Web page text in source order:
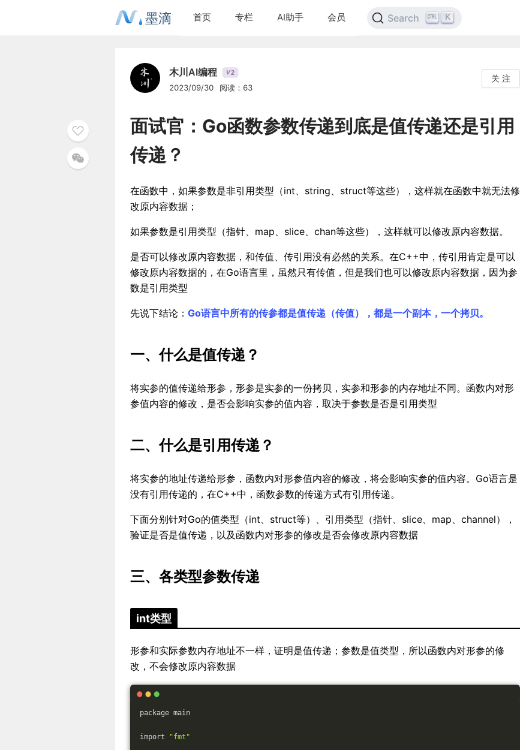
墨滴 首页 专栏 AI助手 会员 Search K
木川AI编程 V2
2023/09/30 阅读：63
关 注
面试官：Go函数参数传递到底是值传递还是引用
传递？
在函数中，如果参数是非引用类型（int、string、struct等这些），这样就在函数中就无法修
改原内容数据；
如果参数是引用类型（指针、map、slice、chan等这些），这样就可以修改原内容数据。
是否可以修改原内容数据，和传值、传引用没有必然的关系。在C++中，传引用肯定是可以
修改原内容数据的，在Go语言里，虽然只有传值，但是我们也可以修改原内容数据，因为参
数是引用类型
先说下结论： Go语言中所有的传参都是值传递（传值），都是一个副本，一个拷贝。
一、什么是值传递？
将实参的值传递给形参，形参是实参的一份拷贝，实参和形参的内存地址不同。函数内对形
参值内容的修改，是否会影响实参的值内容，取决于参数是否是引用类型
二、什么是引用传递？
将实参的地址传递给形参，函数内对形参值内容的修改，将会影响实参的值内容。Go语言是
没有引用传递的，在C++中，函数参数的传递方式有引用传递。
下面分别针对Go的值类型（int、struct等）、引用类型（指针、slice、map、channel），
验证是否是值传递，以及函数内对形参的修改是否会修改原内容数据
三、各类型参数传递
int类型
形参和实际参数内存地址不一样，证明是值传递；参数是值类型，所以函数内对形参的修
改，不会修改原内容数据
package main
import "fmt"